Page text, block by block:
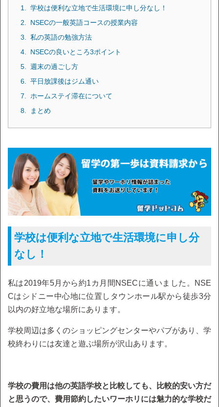
学校は便利な立地で生活環境に申し分なし！
NSECの一般英語コースの授業内容
私の英語の勉強方法
NSECの良いところ3ポイント
週末の過ごし方
平日放課後はジム通い
ホームステイ滞在について
まとめ
学校は便利な立地で生活環境に申し分
なし！
私は2019年5月から約1カ月間NSECに通いました。NSE
Cはシドニー中心地に位置しタウンホール駅から徒歩3分
以内の好立地な場所にあります。
学校周辺は多くのショッピングセンターやパブがあり、学
校終わりには友達と遊ぶ場所が沢山あります。
学校の費用は他の英語学校と比較しても、比較的安い方だ
と思うので、費用節約したいワーホリには魅力的な学校だ